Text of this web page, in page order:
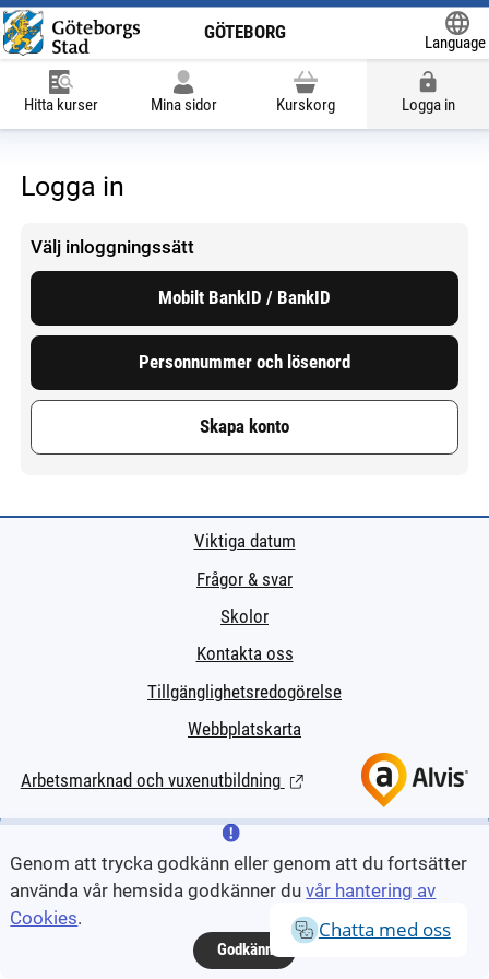
GÖTEBORG
Language
Hitta kurser Mina sidor Kurskorg Logga in
Chatta med oss
Logga in
Välj inloggningssätt
Mobilt BankID / BankID
Personnummer och lösenord
Skapa konto
Viktiga datum
Frågor & svar
Skolor
Kontakta oss
Tillgänglighetsredogörelse
Webbplatskarta
Arbetsmarknad och vuxenutbildning (Länk till extern sida.)
Genom att trycka godkänn eller genom att du fortsätter
använda vår hemsida godkänner duvår hantering av
Cookies.
Godkänn